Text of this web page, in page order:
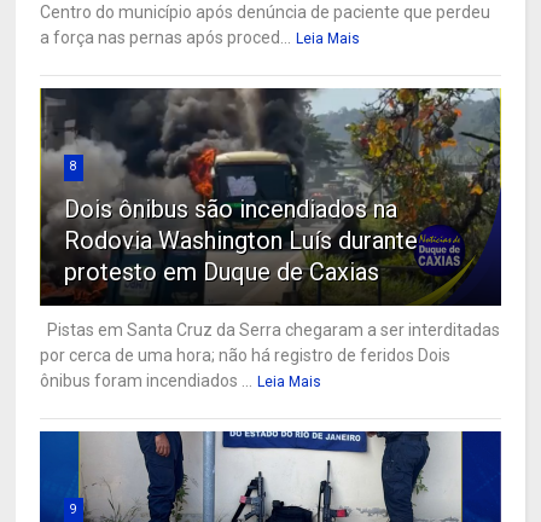
Centro do município após denúncia de paciente que perdeu
a força nas pernas após proced...
Leia Mais
8
Dois ônibus são incendiados na
Rodovia Washington Luís durante
protesto em Duque de Caxias
Pistas em Santa Cruz da Serra chegaram a ser interditadas
por cerca de uma hora; não há registro de feridos Dois
ônibus foram incendiados ...
Leia Mais
9